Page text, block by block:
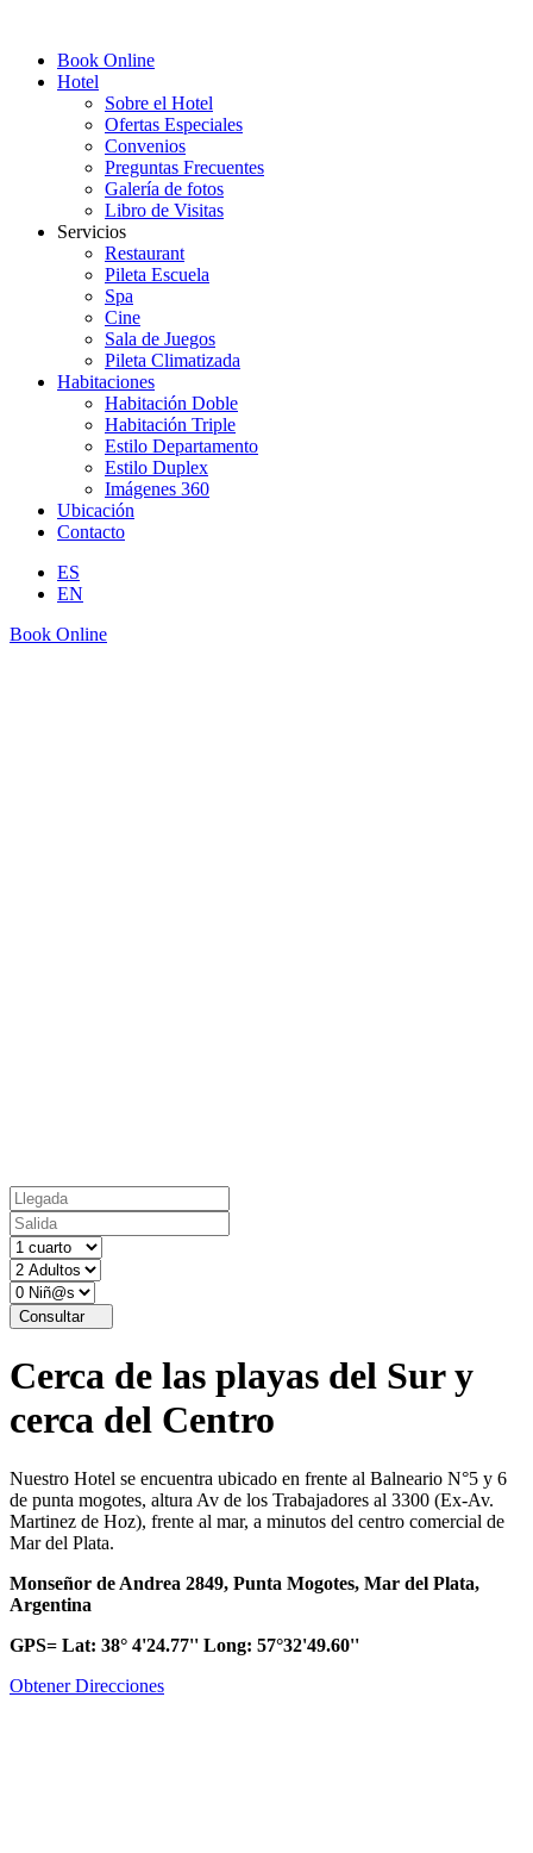
Book Online
Hotel
Sobre el Hotel
Ofertas Especiales
Convenios
Preguntas Frecuentes
Galería de fotos
Libro de Visitas
Servicios
Restaurant
Pileta Escuela
Spa
Cine
Sala de Juegos
Pileta Climatizada
Habitaciones
Habitación Doble
Habitación Triple
Estilo Departamento
Estilo Duplex
Imágenes 360
Ubicación
Contacto
ES
EN
Book Online
Consultar
Cerca de las playas del Sur y
cerca del Centro
Nuestro Hotel se encuentra ubicado en frente al Balneario N°5 y 6
de punta mogotes, altura Av de los Trabajadores al 3300 (Ex-Av.
Martinez de Hoz), frente al mar, a minutos del centro comercial de
Mar del Plata.
Monseñor de Andrea 2849, Punta Mogotes, Mar del Plata,
Argentina
GPS= Lat: 38° 4'24.77'' Long: 57°32'49.60''
Obtener Direcciones